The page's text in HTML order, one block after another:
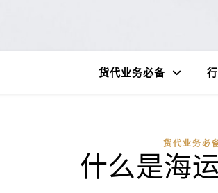
货代业务必备
货代业务必
什么是海